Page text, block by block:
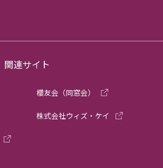
関連サイト
櫻友会（同窓会）
株式会社ウィズ・ケイ